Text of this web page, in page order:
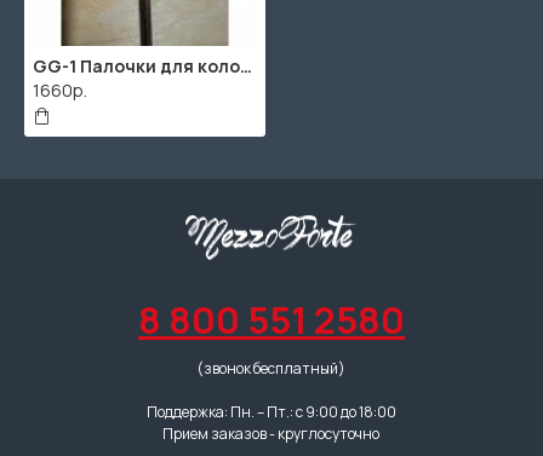
GG-1 Палочки для колокольчиков бронзовые, Grig
1660р.
8 800 551 2580
(звонок бесплатный)
Поддержка: Пн. – Пт.: с 9:00 до 18:00
Прием заказов - круглосуточно